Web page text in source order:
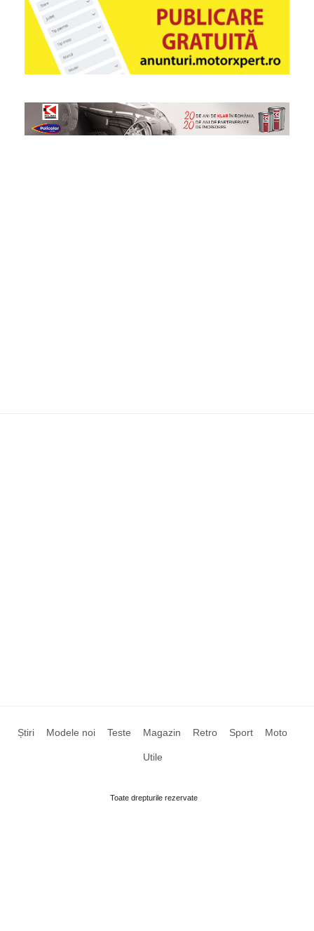
Știri Modele noi Teste Magazin Retro Sport Moto
Utile
Toate drepturile rezervate